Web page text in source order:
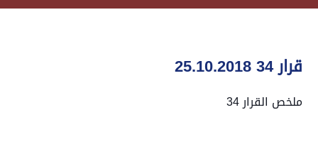
قرار 34 25.10.2018
ملخص القرار 34